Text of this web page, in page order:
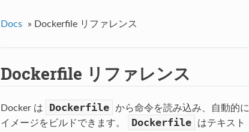
Docs » Dockerfile リファレンス
Dockerfile リファレンス
Docker は Dockerfile
から命令を読み込み、自動的に
イメージをビルドできます。
Dockerfile
はテキスト